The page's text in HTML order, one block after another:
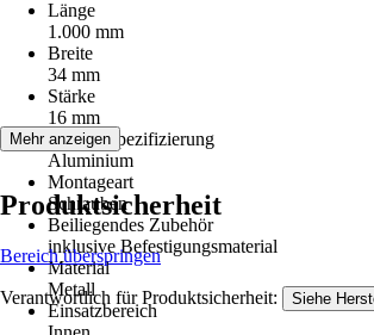
Länge
1.000 mm
Breite
34 mm
Stärke
16 mm
Materialspezifizierung
Aluminium
Montageart
Schrauben
Beiliegendes Zubehör
inklusive Befestigungsmaterial
Material
Metall
Einsatzbereich
Mehr anzeigen
Produktsicherheit
Bereich überspringen
Verantwortlich für Produktsicherheit: Siehe